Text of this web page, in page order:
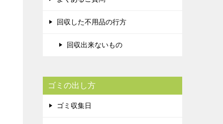
回収した不用品の行方
回収出来ないもの
ゴミの出し方
ゴミ収集日